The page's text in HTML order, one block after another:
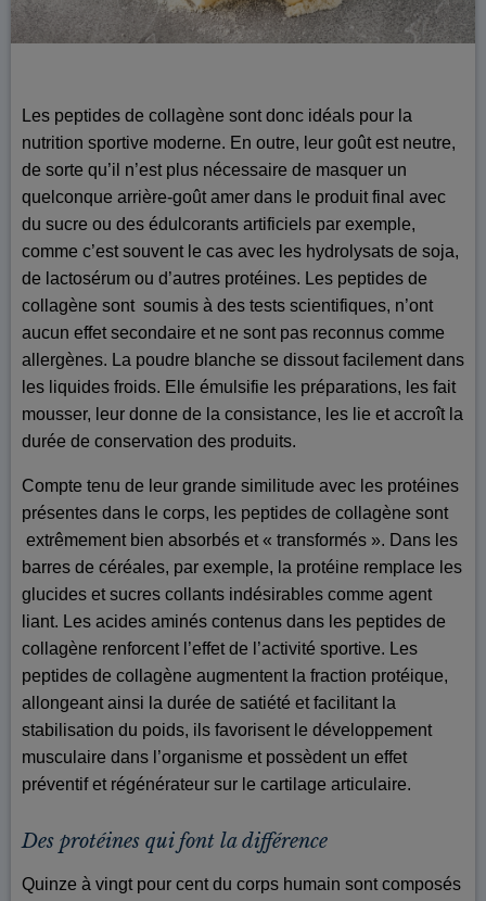
Les peptides de collagène sont donc idéals pour la
nutrition sportive moderne. En outre, leur goût est neutre,
de sorte qu’il n’est plus nécessaire de masquer un
quelconque arrière-goût amer dans le produit final avec
du sucre ou des édulcorants artificiels par exemple,
comme c’est souvent le cas avec les hydrolysats de soja,
de lactosérum ou d’autres protéines. Les peptides de
collagène sont soumis à des tests scientifiques, n’ont
aucun effet secondaire et ne sont pas reconnus comme
allergènes. La poudre blanche se dissout facilement dans
les liquides froids. Elle émulsifie les préparations, les fait
mousser, leur donne de la consistance, les lie et accroît la
durée de conservation des produits.
Compte tenu de leur grande similitude avec les protéines
présentes dans le corps, les peptides de collagène sont
extrêmement bien absorbés et « transformés ». Dans les
barres de céréales, par exemple, la protéine remplace les
glucides et sucres collants indésirables comme agent
liant. Les acides aminés contenus dans les peptides de
collagène renforcent l’effet de l’activité sportive. Les
peptides de collagène augmentent la fraction protéique,
allongeant ainsi la durée de satiété et facilitant la
stabilisation du poids, ils favorisent le développement
musculaire dans l’organisme et possèdent un effet
préventif et régénérateur sur le cartilage articulaire.
Des protéines qui font la différence
Quinze à vingt pour cent du corps humain sont composés